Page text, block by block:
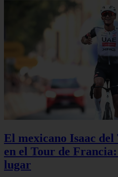
El mexicano Isaac
en el Tour de
lugar